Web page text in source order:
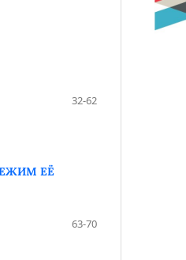
32-62
ЕЁ
63-70